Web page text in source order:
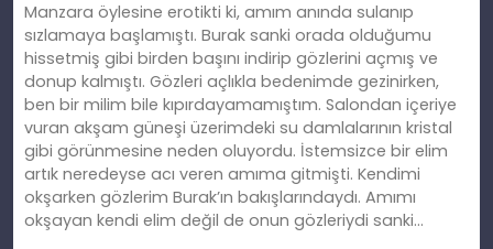
Manzara öylesine erotikti ki, amım anında sulanıp
sızlamaya başlamıştı. Burak sanki orada olduğumu
hissetmiş gibi birden başını indirip gözlerini açmış ve
donup kalmıştı. Gözleri açlıkla bedenimde gezinirken,
ben bir milim bile kıpırdayamamıştım. Salondan içeriye
vuran akşam güneşi üzerimdeki su damlalarının kristal
gibi görünmesine neden oluyordu. İstemsizce bir elim
artık neredeyse acı veren amıma gitmişti. Kendimi
okşarken gözlerim Burak’ın bakışlarındaydı. Amımı
okşayan kendi elim değil de onun gözleriydi sanki…